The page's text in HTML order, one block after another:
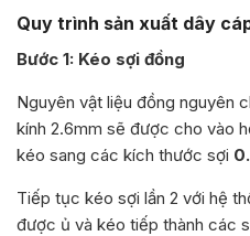
Quy trình sản xuất dây
Bước 1: Kéo sợi đồng
Nguyên vật liệu đồng nguyên
kính 2.6mm sẽ được cho vào
kéo sang các kích thước sợi
Tiếp tục kéo sợi lần 2 với hệ
được ủ và kéo tiếp thành các